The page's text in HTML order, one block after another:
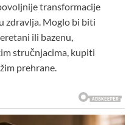
transformacije
zdravlja. Moglo bi biti
ili bazenu,
stručnjacima, kupiti
prehrane.